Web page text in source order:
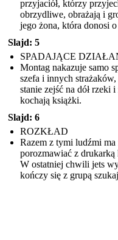
przyjaciół, którzy
obrzydliwe, obrażają i
jego żona, która donosi
Slajd: 5
SPADAJĄCE
Montag nakazuje samo
szefa i innych
stanie zejść na dół
kochają książki.
Slajd: 6
ROZKŁAD
Razem z tymi ludźmi
porozmawiać z
W ostatniej chwili jets
kończy się z grupą